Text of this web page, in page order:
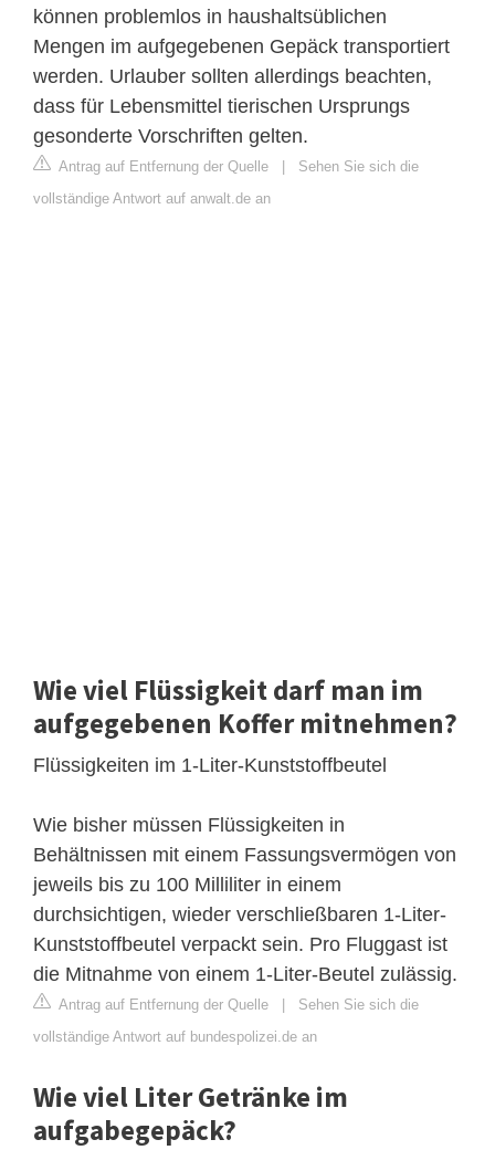
können problemlos in haushaltsüblichen
Mengen im aufgegebenen Gepäck transportiert
werden. Urlauber sollten allerdings beachten,
dass für Lebensmittel tierischen Ursprungs
gesonderte Vorschriften gelten.
Antrag auf Entfernung der Quelle
Sehen Sie sich die
vollständige Antwort auf anwalt.de an
Wie viel Flüssigkeit darf man im
aufgegebenen Koffer mitnehmen?
Flüssigkeiten im 1-Liter-Kunststoffbeutel
Wie bisher müssen Flüssigkeiten in
Behältnissen mit einem Fassungsvermögen von
jeweils bis zu 100 Milliliter in einem
durchsichtigen, wieder verschließbaren 1-Liter-
Kunststoffbeutel verpackt sein. Pro Fluggast ist
die Mitnahme von einem 1-Liter-Beutel zulässig.
Antrag auf Entfernung der Quelle
Sehen Sie sich die
vollständige Antwort auf bundespolizei.de an
Wie viel Liter Getränke im
aufgabegepäck?